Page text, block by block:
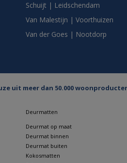
Schuijt | Leidschendam
Van Malestijn | Voorthuizen
Van der Goes | Nootdorp
uit meer dan 50.000
Deurmatten
Deurmat op maat
Deurmat binnen
Deurmat buiten
Kokosmatten